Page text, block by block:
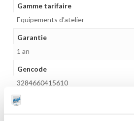
Gamme tarifaire
Equipements d'atelier
Garantie
1 an
Gencode
3284660415610
Poids